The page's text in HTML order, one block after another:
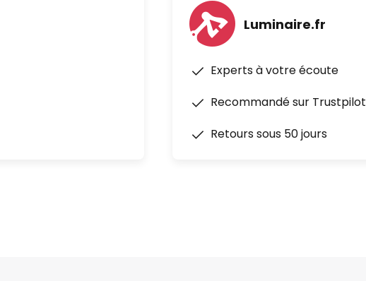
Luminaire.fr
Experts à votre écoute
Recommandé sur Trustpilot
Retours sous 50 jours